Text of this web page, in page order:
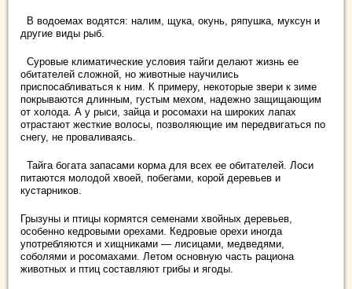
В водоемах водятся: налим, щука, окунь, ряпушка, муксун и
другие виды рыб.
Суровые климатические условия тайги делают жизнь ее
обитателей сложной, но животные научились
приспосабливаться к ним. К примеру, некоторые звери к зиме
покрываются длинным, густым мехом, надежно защищающим
от холода. А у рыси, зайца и росомахи на широких лапах
отрастают жесткие волосы, позволяющие им передвигаться по
снегу, не проваливаясь.
Тайга богата запасами корма для всех ее обитателей. Лоси
питаются молодой хвоей, побегами, корой деревьев и
кустарников.
Грызуны и птицы кормятся семенами хвойных деревьев,
особенно кедровыми орехами. Кедровые орехи иногда
употребляются и хищниками — лисицами, медведями,
соболями и росомахами. Летом основную часть рациона
животных и птиц составляют грибы и ягоды.